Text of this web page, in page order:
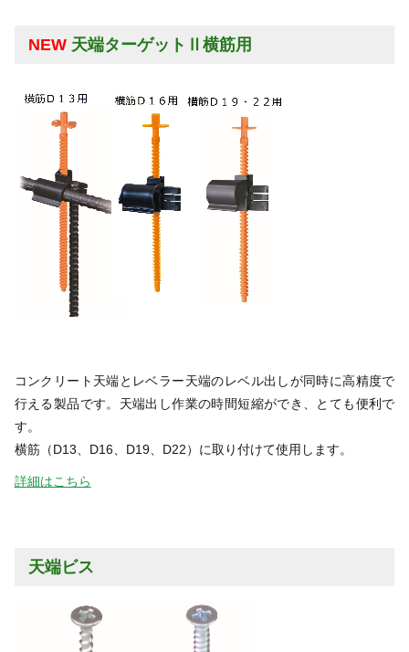
NEW 天端ターゲットⅡ横筋用
コンクリート天端とレベラー天端のレベル出しが同時に高精度で
行える製品です。天端出し作業の時間短縮ができ、とても便利で
す。
横筋（D13、D16、D19、D22）に取り付けて使用します。
詳細はこちら
天端ビス